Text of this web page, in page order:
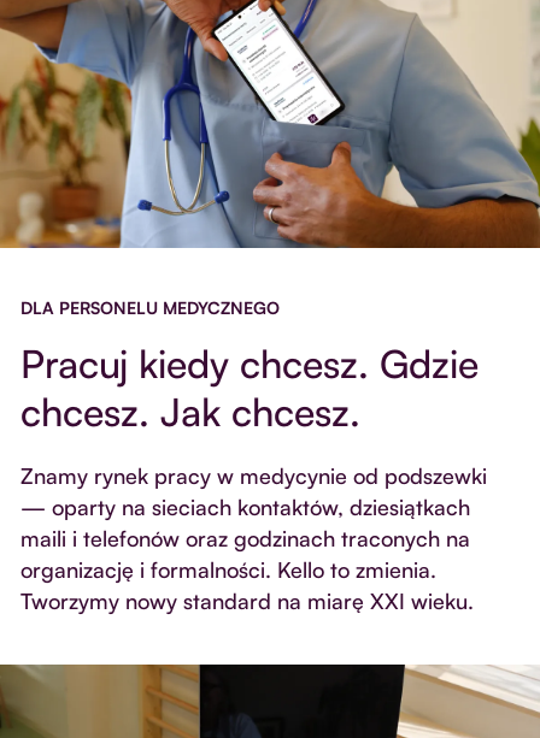
DLA PERSONELU MEDYCZNEGO
Pracuj kiedy chcesz. Gdzie
chcesz. Jak chcesz.
Znamy rynek pracy w medycynie od podszewki
— oparty na sieciach kontaktów, dziesiątkach
maili i telefonów oraz godzinach traconych na
organizację i formalności. Kello to zmienia.
Tworzymy nowy standard na miarę XXI wieku.